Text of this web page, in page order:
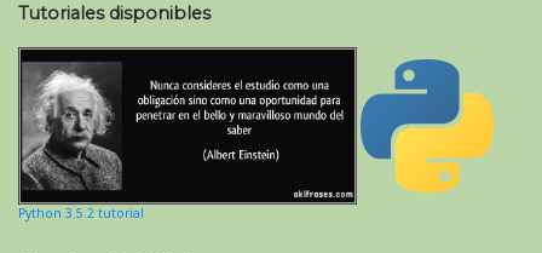
Tutoriales disponibles
Python 3.5.2 tutorial